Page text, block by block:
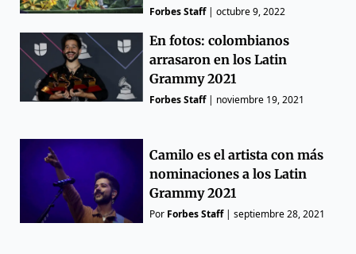
Forbes Staff|octubre 9, 2022
En fotos: colombianos
arrasaron en los Latin
Grammy 2021
Forbes Staff| noviembre 19, 2021
Camilo es el artista con más
nominaciones a los Latin
Grammy 2021
Por Forbes Staff|septiembre 28, 2021